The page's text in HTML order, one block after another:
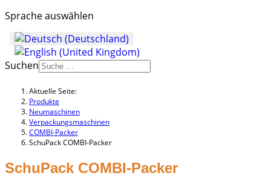
Sprache auswählen
Suchen
Aktuelle Seite:
Produkte
Neumaschinen
Verpackungsmaschinen
COMBI-Packer
SchuPack COMBI-Packer
SchuPack COMBI-Packer